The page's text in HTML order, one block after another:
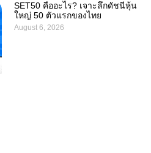
SET50 คืออะไร? เจาะลึกดัชนีหุ้น
ใหญ่ 50 ตัวแรกของไทย
August 6, 2026